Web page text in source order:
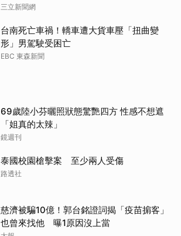
三立新聞網
台南死亡車禍！轎車遭大貨車壓「扭曲變
形」男駕駛受困亡
EBC 東森新聞
69歲陸小芬曬照狀態驚艷四方 性感不想遮
「姐真的太辣」
鏡週刊
泰國校園槍擊案 至少兩人受傷
路透社
慈濟被騙10億！郭台銘證詞揭「疫苗掮客」
也曾來找他 曝1原因沒上當